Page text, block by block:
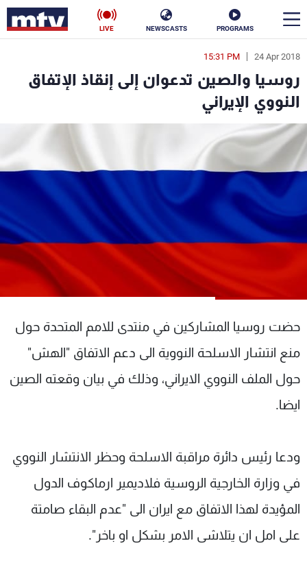
PROGRAMS
NEWSCASTS
LIVE
24 Apr 2018
15:31 PM
روسيا والصين تدعوان إلى إنقاذ الإتفاق
النووي الإيراني
حضت روسيا المشاركين في منتدى للامم المتحدة حول
منع انتشار الاسلحة النووية الى دعم الاتفاق "الهش"
حول الملف النووي الايراني، وذلك في بيان وقعته الصين
ايضا.
ودعا رئيس دائرة مراقبة الاسلحة وحظر الانتشار النووي
في وزارة الخارجية الروسية فلاديمير ارماكوف الدول
المؤيدة لهذا الاتفاق مع ايران الى "عدم البقاء صامتة
على امل ان يتلاشى الامر بشكل او باخر".
en
الأخبار
سياسة ناس
إقتصاد
منوعات رياضة
كأس العالم
جدول البرامج
شاهد البرامج
عن MTV
الإنـتـاج
لاعلاناتكم
وظائف